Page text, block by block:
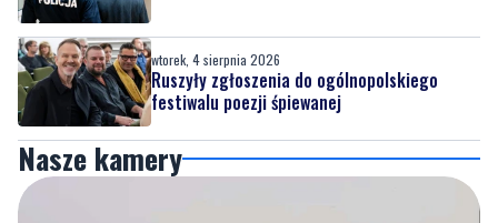
wtorek, 4 sierpnia 2026
Ruszyły zgłoszenia do ogólnopolskiego
festiwalu poezji śpiewanej
Nasze kamery